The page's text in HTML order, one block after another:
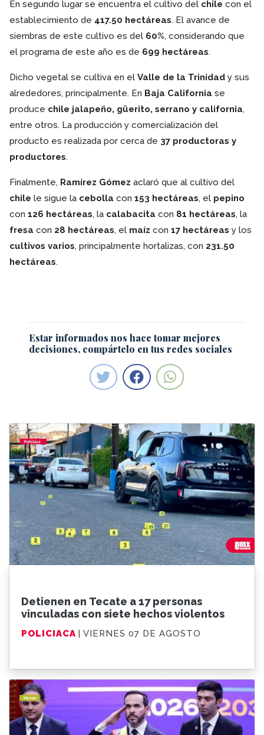
Detienen en Tecate a 17 personas
vinculadas con siete hechos violentos
POLICIACA | VIERNES 07 DE AGOSTO
En segundo lugar se encuentra el cultivo del chile con el
establecimiento de 417.50 hectáreas. El avance de
siembras de este cultivo es del 60%, considerando que
el programa de este año es de 699 hectáreas.
Dicho vegetal se cultiva en el Valle de la Trinidad y sus
alrededores, principalmente. En Baja California se
produce chile jalapeño, güerito, serrano y california,
entre otros. La producción y comercialización del
producto es realizada por cerca de 37 productoras y
productores.
Finalmente, Ramírez Gómez aclaró que al cultivo del
chile le sigue la cebolla con 153 hectáreas, el pepino
con 126 hectáreas, la calabacita con 81 hectáreas, la
fresa con 28 hectáreas, el maíz con 17 hectáreas y los
cultivos varios, principalmente hortalizas, con 231.50
hectáreas.
Estar informados nos hace tomar mejores
decisiones, compártelo en tus redes sociales